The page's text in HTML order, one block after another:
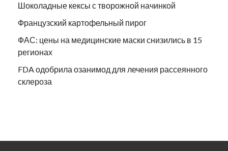
Шоколадные кексы с творожной начинкой
Французский картофельный пирог
ФАС: цены на медицинские маски снизились в 15
регионах
FDA одобрила озанимод для лечения рассеянного
склероза